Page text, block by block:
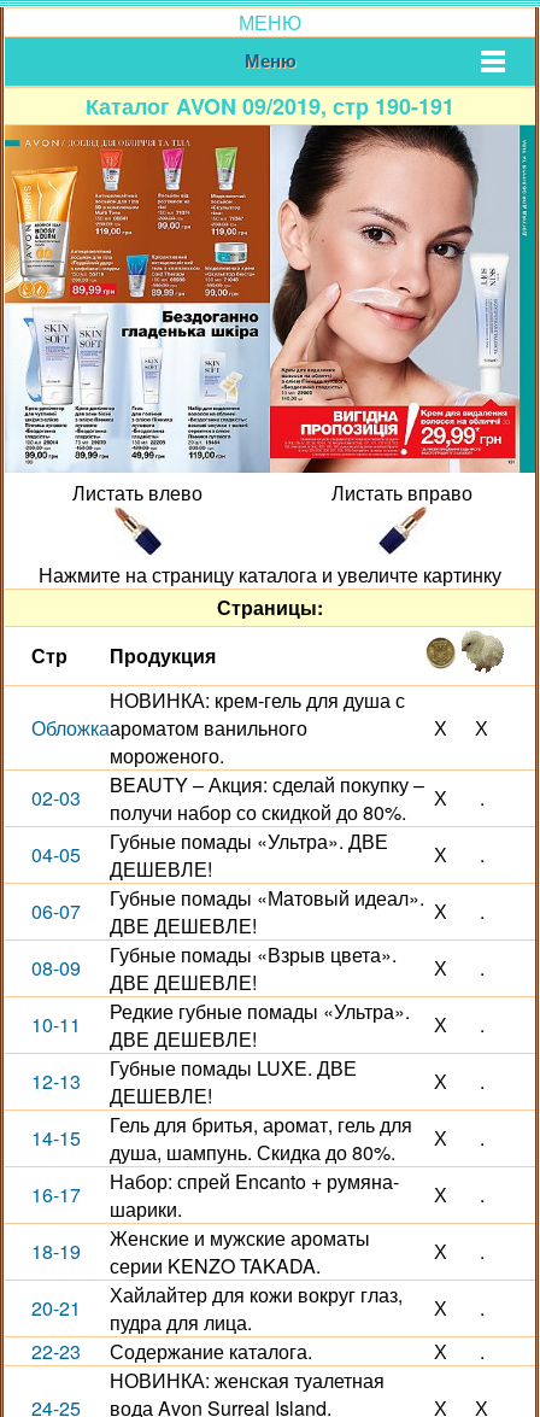
МЕНЮ
Меню
Каталог AVON 09/2019, стр 190-191
Листать влево Листать вправо
Нажмите на страницу каталога и увеличте картинку
Страницы:
Стр
Продукция
Обложка
НОВИНКА: крем-гель для душа с
ароматом ванильного
мороженого.
Х Х
02-03
BEAUTY – Акция: сделай покупку –
получи набор со скидкой до 80%.
Х .
04-05
Губные помады «Ультра». ДВЕ
ДЕШЕВЛЕ!
Х .
06-07
Губные помады «Матовый идеал».
ДВЕ ДЕШЕВЛЕ!
Х .
08-09
Губные помады «Взрыв цвета».
ДВЕ ДЕШЕВЛЕ!
Х .
10-11
Редкие губные помады «Ультра».
ДВЕ ДЕШЕВЛЕ!
Х .
12-13
Губные помады LUXE. ДВЕ
ДЕШЕВЛЕ!
Х .
14-15
Гель для бритья, аромат, гель для
душа, шампунь. Скидка до 80%.
Х .
16-17
Набор: спрей Encanto + румяна-
шарики.
Х .
18-19
Женские и мужские ароматы
серии KENZO TAKADA.
Х .
20-21
Хайлайтер для кожи вокруг глаз,
пудра для лица.
Х
.
22-23
Содержание каталога. Х .
24-25
НОВИНКА: женская туалетная
вода Avon Surreal Island.
Х Х